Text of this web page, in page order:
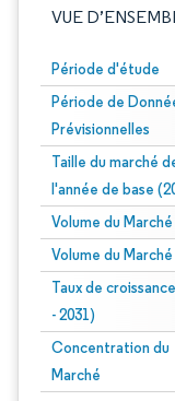
VUE
Période d'étude
Période de
Prévisionnelles
Taille du marché
l'année de base
Volume du
Volume du
Taux de
- 2031)
Concentration du
Marché